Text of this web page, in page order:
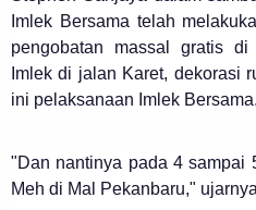
Imlek Bersama telah
pengobatan massal gratis
Imlek di jalan Karet, dekorasi
ini pelaksanaan Imlek Bersama.
"Dan nantinya pada 4 sampai
Meh di Mal Pekanbaru,"